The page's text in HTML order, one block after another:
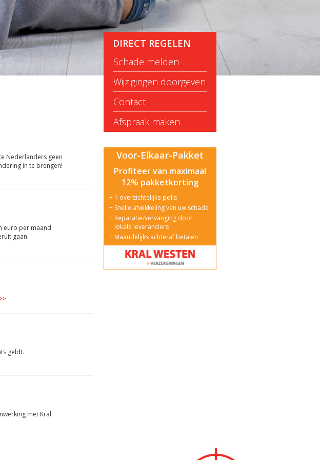
Nederlanders geen
in te brengen!
euro per maand
gaan.
geldt.
met Kral
DIRECT REGELEN
Schade melden
Wijzigingen doorgeven
Contact
Afspraak maken
Voor-Elkaar-Pakket
Profiteer van maximaal
12% pakketkorting
1 overzichtelijke polis
Snelle afwikkeling van uw schade
Reparatie/vervanging door
lokale leveranciers
Maandelijks achteraf betalen